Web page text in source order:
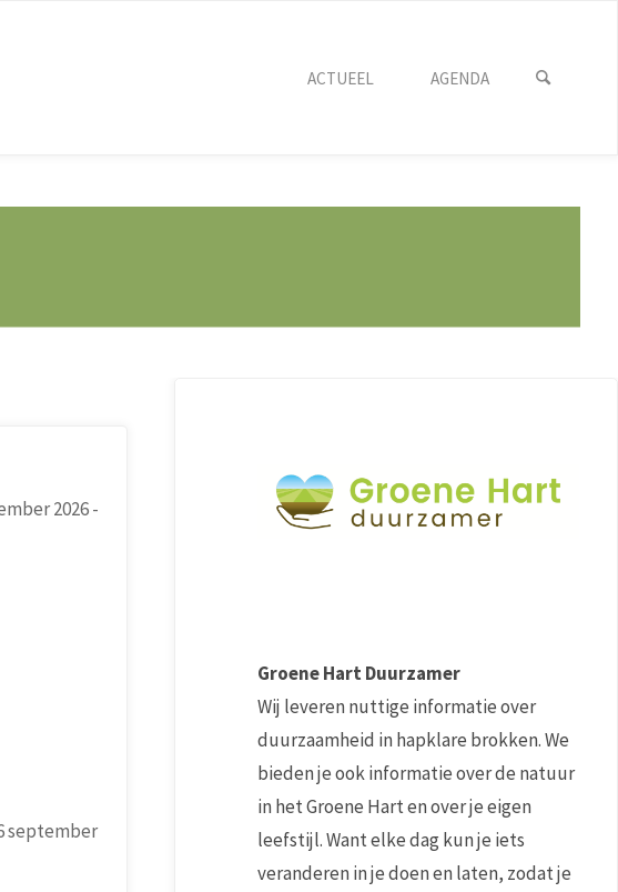
ACTUEEL AGENDA
2026 -
september
Groene Hart Duurzamer
Wij leveren nuttige informatie over
duurzaamheid in hapklare brokken. We
bieden je ook informatie over de natuur
in het Groene Hart en over je eigen
leefstijl. Want elke dag kun je iets
veranderen in je doen en laten, zodat je